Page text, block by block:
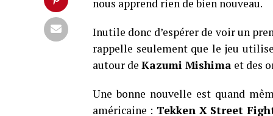
nous apprend rien de bien nouveau.
Inutile donc d’espérer de voir un
rappelle seulement que le jeu
autour de Kazumi Mishima et des
Une bonne nouvelle est quand
américaine : Tekken X Street